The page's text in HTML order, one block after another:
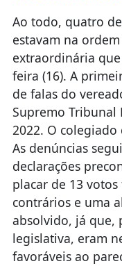
Ao todo, quatro
estavam na
extraordinária
feira (16). A
de falas do
Supremo Tribunal
2022. O
As denúncias
declarações
placar de 13 votos
contrários e uma
absolvido, já que,
legislativa, eram
favoráveis ao